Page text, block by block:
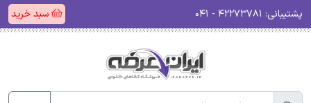
پشتیبانی: سبد خرید